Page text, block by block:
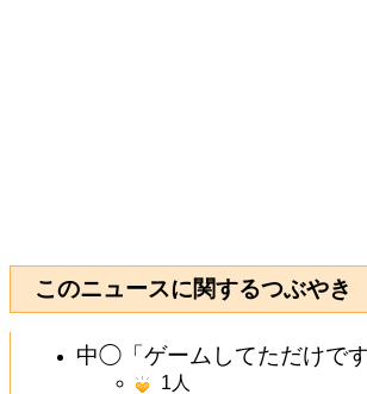
このニュースに関するつぶやき
中◯「ゲームしてただけで
1 人